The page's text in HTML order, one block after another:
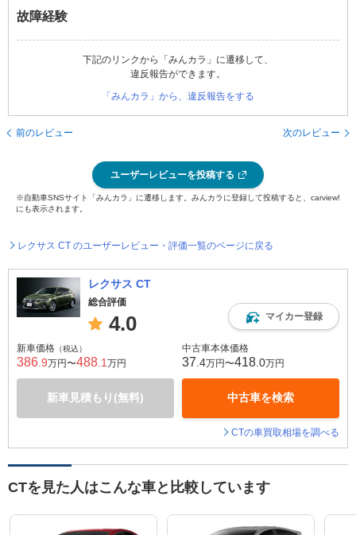
故障経験
下記のリンクから「みんカラ」に遷移して、
違反報告ができます。
「みんカラ」から、違反報告をする
前のレビュー 次のレビュー
ユーザーレビューを投稿する
※自動車SNSサイト「みんカラ」に遷移します。みんカラに登録して投稿すると、carview!
にも表示されます。
レクサス CT のユーザーレビュー・評価一覧のページに戻る
レクサス CT
総合評価
4.0 マイカー登録
新車価格 （税込）
386 .9万円〜488 .1 万円
新車見積もり(無料)
中古車本体価格
37 .4万円〜418 .0万円
中古車を検索
CTの車買取相場を調べる
CTを見た人はこんな車と比較しています